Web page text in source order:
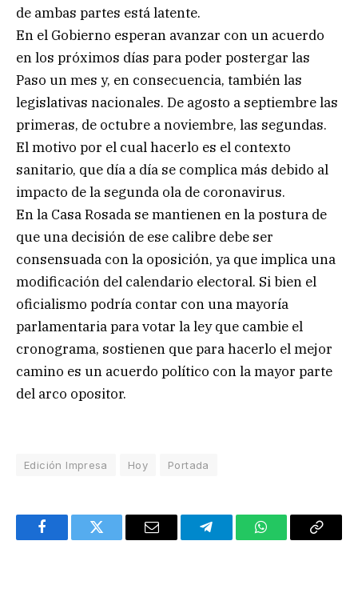
de ambas partes está latente.
En el Gobierno esperan avanzar con un acuerdo
en los próximos días para poder postergar las
Paso un mes y, en consecuencia, también las
legislativas nacionales. De agosto a septiembre las
primeras, de octubre a noviembre, las segundas.
El motivo por el cual hacerlo es el contexto
sanitario, que día a día se complica más debido al
impacto de la segunda ola de coronavirus.
En la Casa Rosada se mantienen en la postura de
que una decisión de ese calibre debe ser
consensuada con la oposición, ya que implica una
modificación del calendario electoral. Si bien el
oficialismo podría contar con una mayoría
parlamentaria para votar la ley que cambie el
cronograma, sostienen que para hacerlo el mejor
camino es un acuerdo político con la mayor parte
del arco opositor.
Edición Impresa Hoy Portada
FacebookTwitter Email TelegramWhatsAppCopy